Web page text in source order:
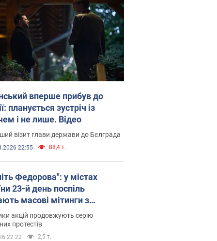
вперше прибув до
планується зустріч із
і не лише. Відео
візит глави держави до Бєлграда
22:55 88,4 т.
Федорова": у містах
23-й день поспіль
масові мітинги з
Фото і відео
акцій продовжують серію
протестів
22:22 2,5 т.